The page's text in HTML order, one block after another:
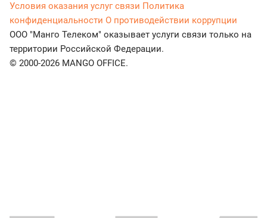
Условия оказания услуг связи Политика
конфиденциальности О противодействии коррупции
ООО "Манго Телеком" оказывает услуги связи только на
территории Российской Федерации.
© 2000-2026 MANGO OFFICE.